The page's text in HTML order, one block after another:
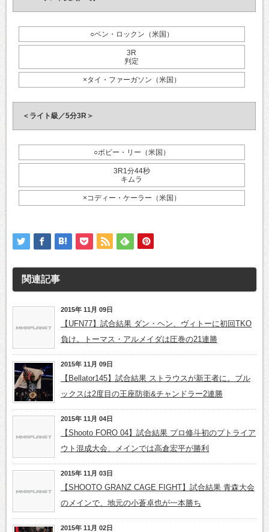
○ベン・ロックン（米国）
3R
判定
×タイ・ファーガソン（米国）
＜ライト級／5分3R＞
○ボビー・リー（米国）
3R1分44秒
キムラ
×コディー・ケーラー（米国）
関連記事
2015年 11月 09日
【UFN77】試合結果 ダン・ヘン、ヴィトーに初回TKO
負け。トーマス・アルメイダは圧巻の21連勝
2015年 11月 09日
【Bellator145】試合結果 ストラウスが新王者に。ブル
ックスは2度目の王座防衛&チャンドラー2連勝
2015年 11月 04日
【Shooto FORO 04】試合結果 プロ修斗初のプトライア
ウト混成大会、メインでは高倉宏平が勝利
2015年 11月 03日
【SHOOTO GRANZ CAGE FIGHT】試合結果 青森大会
のメインで、地元の小蒼卓也が一本勝ち
2015年 11月 02日